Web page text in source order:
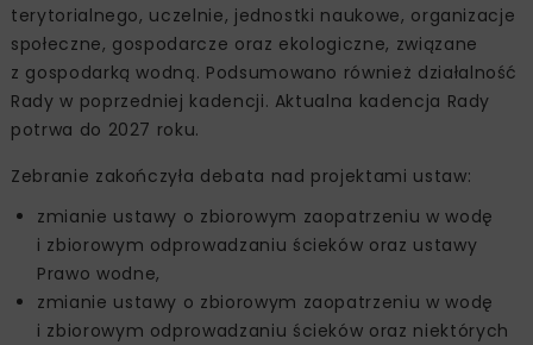
terytorialnego, uczelnie, jednostki naukowe, organizacje
społeczne, gospodarcze oraz ekologiczne, związane
z gospodarką wodną. Podsumowano również działalność
Rady w poprzedniej kadencji. Aktualna kadencja Rady
potrwa do 2027 roku.
Zebranie zakończyła debata nad projektami ustaw:
zmianie ustawy o zbiorowym zaopatrzeniu w wodę
i zbiorowym odprowadzaniu ścieków oraz ustawy
Prawo wodne,
zmianie ustawy o zbiorowym zaopatrzeniu w wodę
i zbiorowym odprowadzaniu ścieków oraz niektórych